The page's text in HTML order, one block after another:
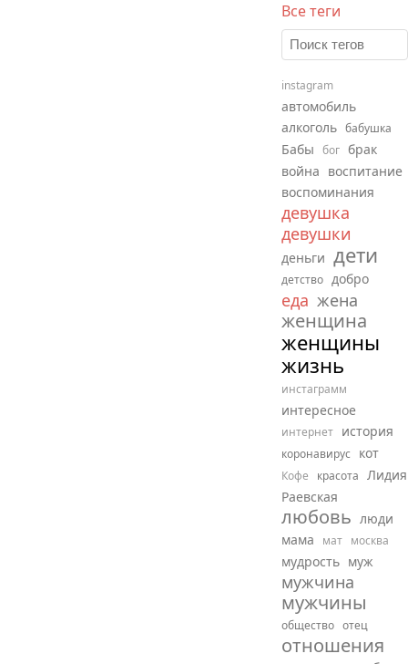
Все теги
instagram
автомобиль
алкоголь бабушка
Бабы бог брак
война воспитание
воспоминания
девушка
девушки
деньги дети
детство добро
еда жена
женщина
женщины
жизнь
инстаграмм
интересное
интернет история
коронавирус кот
Кофе красота Лидия
Раевская
любовь люди
мама
мат москва
мудрость муж
мужчина
мужчины
общество отец
отношения